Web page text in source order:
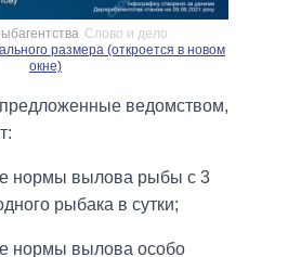
Слово и дело
размера (откроется в новом
окне)
ведомством,
нормы вылова рыбы с 3
рыбака в сутки;
нормы вылова особо